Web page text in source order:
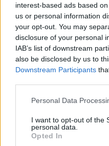
interest-based ads based
us or personal information
your opt-out. You may
disclosure of your personal
IAB’s list of downstream
also be disclosed by us to
Downstream Participants
Please note that this
not limited to your visit or
grant or deny consent to
use your data for below
Personal Data
I want to opt-out of the
personal data.
Opted In
της
το ελληνικό
πολιτισμός που